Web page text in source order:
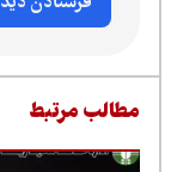
مرتبط